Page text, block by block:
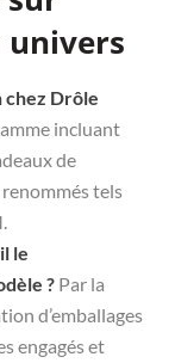
univers
Drôle
incluant
de
tels
le
? Par la
d’emballages
engagés et